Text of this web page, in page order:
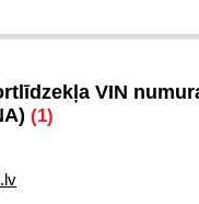
VIN
(1)